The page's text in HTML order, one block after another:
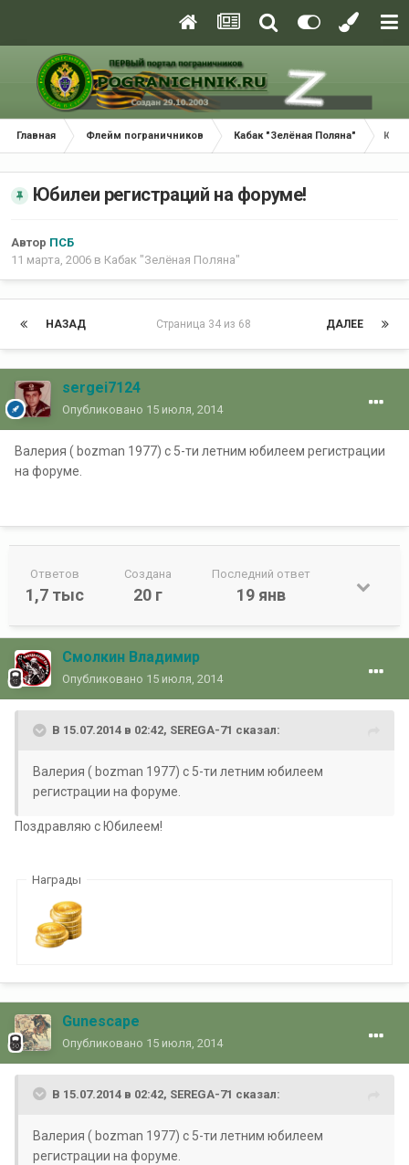
Главная Флейм пограничников Кабак "Зелёная Поляна"
Юбилеи регистраций на форуме!
Автор ПСБ
11 марта, 2006 в Кабак "Зелёная Поляна"
НАЗАД ДАЛЕЕ
Страница 34 из 68
sergei7124
Опубликовано 15 июля, 2014
Валерия ( bozman 1977) с 5-ти летним юбилеем регистрации
на форуме.
Ответов
1,7 тыс
Создана
20 г
Последний ответ
19 янв
Смолкин Владимир
Опубликовано 15 июля, 2014
В 15.07.2014 в 02:42, SEREGA-71 сказал:
Валерия ( bozman 1977) с 5-ти летним юбилеем
регистрации на форуме.
Поздравляю с Юбилеем!
Награды
Gunescape
Опубликовано 15 июля, 2014
В 15.07.2014 в 02:42, SEREGA-71 сказал:
Валерия ( bozman 1977) с 5-ти летним юбилеем
регистрации на форуме.